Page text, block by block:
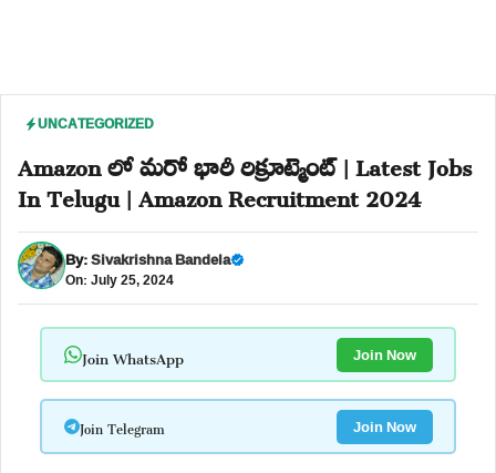
UNCATEGORIZED
Amazon లో మరో భారీ రిక్రూట్మెంట్ | Latest Jobs
In Telugu | Amazon Recruitment 2024
By:Sivakrishna Bandela
On: July 25, 2024
Join WhatsApp Join Now
Join Telegram Join Now